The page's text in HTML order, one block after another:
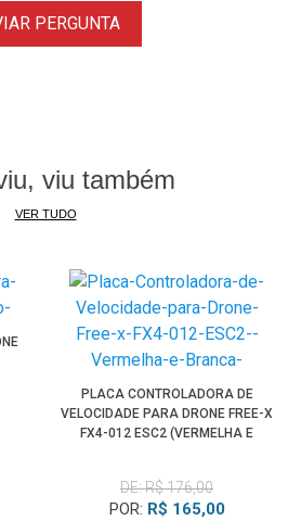
PERGUNTA
viu também
VER TUDO
PLACA CONTROLADORA DE
VELOCIDADE PARA DRONE FREE-X
FX4-012 ESC2 (VERMELHA E
DE: R$ 176,00
POR: R$ 165,00